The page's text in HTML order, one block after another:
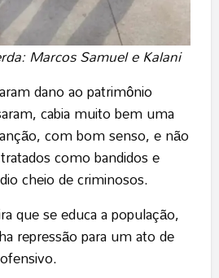
Marcos Samuel e Kalani
dano ao patrimônio
cabia muito bem uma
com bom senso, e não
como bandidos e
cheio de criminosos.
que se educa a população,
repressão para um ato de